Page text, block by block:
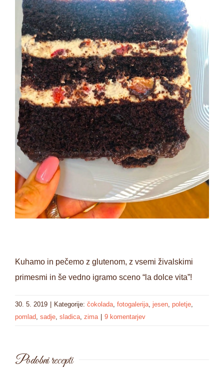
Kuhamo in pečemo z glutenom, z vsemi živalskimi
primesmi in še vedno igramo sceno “la dolce vita”!
30. 5. 2019 Kategorije: čokolada, fotogalerija, jesen, poletje,
pomlad, sadje, sladica, zima 9 komentarjev
Podobni recepti